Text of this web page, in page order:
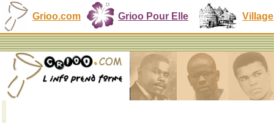
Grioo.com Grioo Pour Elle Village